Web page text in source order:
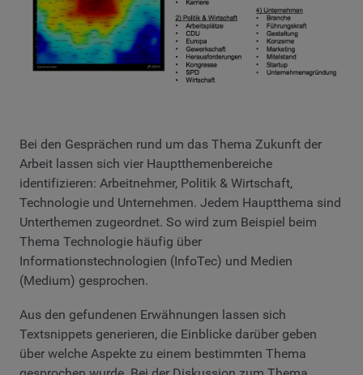
Bei den Gesprächen rund um das Thema Zukunft der
Arbeit lassen sich vier Hauptthemenbereiche
identifizieren: Arbeitnehmer, Politik & Wirtschaft,
Technologie und Unternehmen. Jedem Hauptthema sind
Unterthemen zugeordnet. So wird zum Beispiel beim
Thema Technologie häufig über
Informationstechnologien (InfoTec) und Medien
(Medium) gesprochen.
Aus den gefundenen Erwähnungen lassen sich
Textsnippets generieren, die Einblicke darüber geben
über welche Aspekte zu einem bestimmten Thema